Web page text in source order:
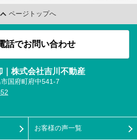
ページトップへ
話でお問い合わせ
株式会社吉川不動産
国府町府中541-7
お客様の声一覧